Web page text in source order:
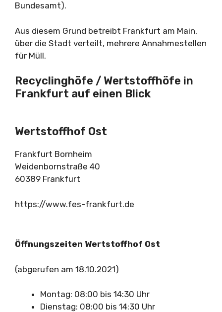
Bundesamt).
Aus diesem Grund betreibt Frankfurt am Main,
über die Stadt verteilt, mehrere Annahmestellen
für Müll.
Recyclinghöfe / Wertstoffhöfe in
Frankfurt auf einen Blick
Wertstoffhof Ost
Frankfurt Bornheim
​Weidenbornstraße 40
60389 Frankfurt
https://www.fes-frankfurt.de
Öffnungszeiten Wertstoffhof Ost
(abgerufen am 18.10.2021)
Montag: 08:00 bis 14:30 Uhr
Dienstag: 08:00 bis 14:30 Uhr